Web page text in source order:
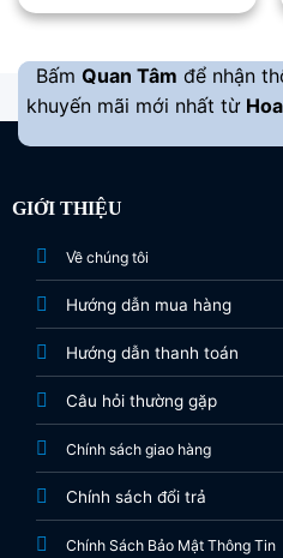
1.100.000
Bấm Quan Tâm để nhận
khuyến mãi mới nhất từ
GIỚI THIỆU
Về chúng tôi
Hướng dẫn mua hàng
Hướng dẫn thanh toán
Câu hỏi thường gặp
Chính sách giao hàng
Chính sách đổi trả
Chính Sách Bảo Mật Thông Tin